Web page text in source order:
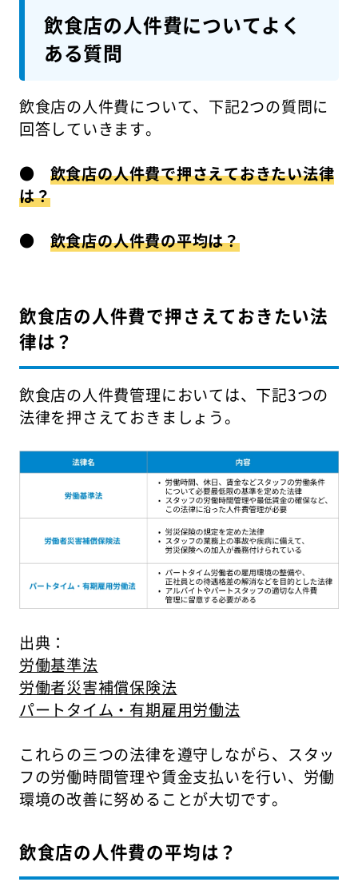
飲食店の人件費についてよく
ある質問
飲食店の人件費について、下記2つの質問に
回答していきます。
● 飲食店の人件費で押さえておきたい法律
は？
● 飲食店の人件費の平均は？
飲食店の人件費で押さえておきたい法
律は？
飲食店の人件費管理においては、下記3つの
法律を押さえておきましょう。
出典：
労働基準法
労働者災害補償保険法
パートタイム・有期雇用労働法
これらの三つの法律を遵守しながら、スタッ
フの労働時間管理や賃金支払いを行い、労働
環境の改善に努めることが大切です。
飲食店の人件費の平均は？